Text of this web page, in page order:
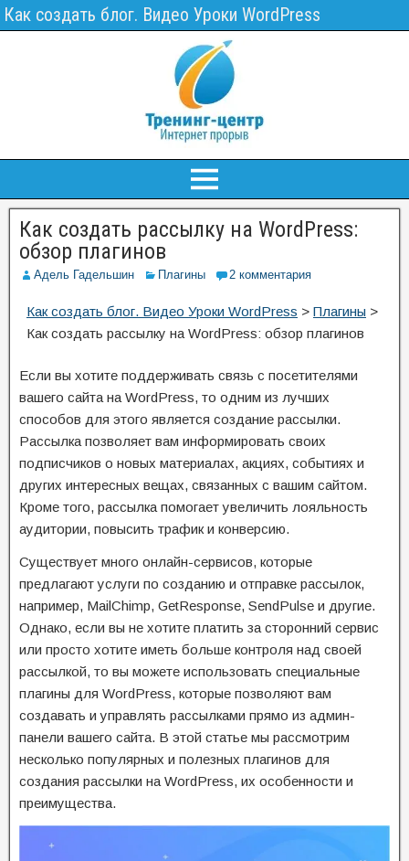
Как создать блог. Видео Уроки WordPress
Как создать рассылку на WordPress:
обзор плагинов
Адель Гадельшин Плагины 2 комментария
Как создать блог. Видео Уроки WordPress > Плагины >
Как создать рассылку на WordPress: обзор плагинов
Если вы хотите поддерживать связь с посетителями
вашего сайта на WordPress, то одним из лучших
способов для этого является создание рассылки.
Рассылка позволяет вам информировать своих
подписчиков о новых материалах, акциях, событиях и
других интересных вещах, связанных с вашим сайтом.
Кроме того, рассылка помогает увеличить лояльность
аудитории, повысить трафик и конверсию.
Существует много онлайн-сервисов, которые
предлагают услуги по созданию и отправке рассылок,
например, MailChimp, GetResponse, SendPulse и другие.
Однако, если вы не хотите платить за сторонний сервис
или просто хотите иметь больше контроля над своей
рассылкой, то вы можете использовать специальные
плагины для WordPress, которые позволяют вам
создавать и управлять рассылками прямо из админ-
панели вашего сайта. В этой статье мы рассмотрим
несколько популярных и полезных плагинов для
создания рассылки на WordPress, их особенности и
преимущества.